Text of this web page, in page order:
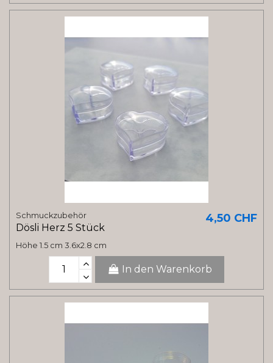
Schmuckzubehör
Dösli Herz 5 Stück
4,50 CHF
Höhe 1.5 cm 3.6x2.8 cm
In den Warenkorb